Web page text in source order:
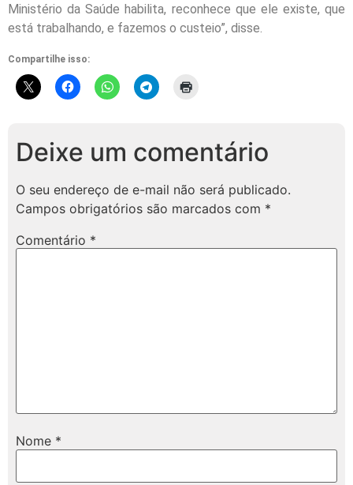
Ministério da Saúde habilita, reconhece que ele existe, que
está trabalhando, e fazemos o custeio”, disse.
Compartilhe isso:
Deixe um comentário
O seu endereço de e-mail não será publicado.
Campos obrigatórios são marcados com *
Comentário *
Nome *